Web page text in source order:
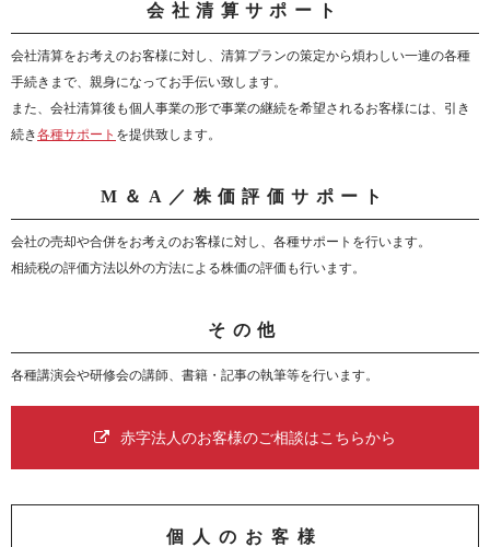
会社清算サポート
会社清算をお考えのお客様に対し、清算プランの策定から煩わしい一連の各種
手続きまで、親身になってお手伝い致します。
また、会社清算後も個人事業の形で事業の継続を希望されるお客様には、引き
続き各種サポート を提供致します。
M＆A／株価評価サポート
会社の売却や合併をお考えのお客様に対し、各種サポートを行います。
相続税の評価方法以外の方法による株価の評価も行います。
その他
各種講演会や研修会の講師、書籍・記事の執筆等を行います。
赤字法人のお客様のご相談はこちらから
個人のお客様